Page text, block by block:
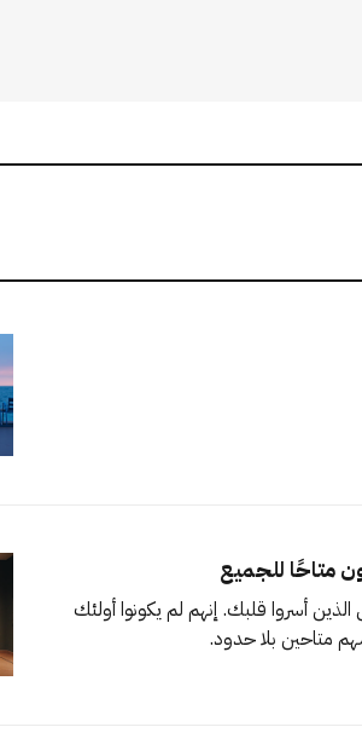
متاحًا للجميع
أسروا قلبك. إنهم لم يكونوا أولئك
متاحين بلا حدود.